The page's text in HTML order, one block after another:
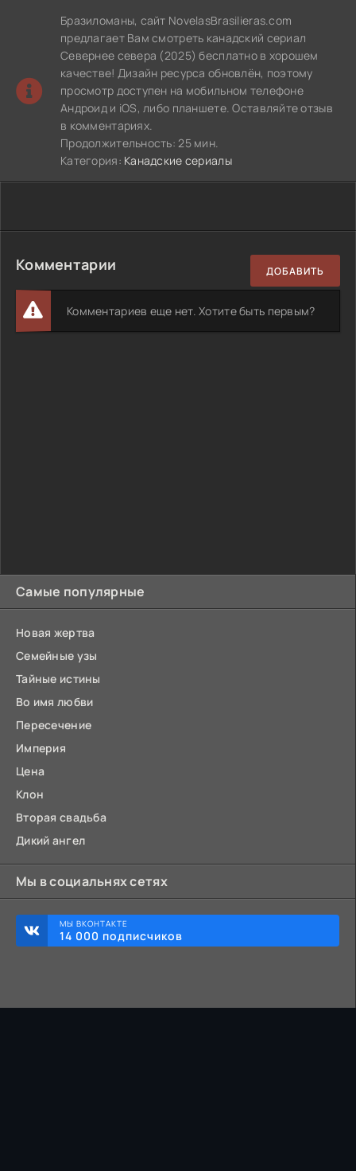
Самые популярные
Новая жертва
Семейные узы
Тайные истины
Во имя любви
Пересечение
Империя
Цена
Клон
Вторая свадьба
Дикий ангел
Мы в социальнях сетях
МЫ ВКОНТАКТЕ
14 000 подписчиков
Бразиломаны, сайт NovelasBrasilieras.com
предлагает Вам смотреть канадский сериал
Севернее севера (2025) бесплатно в хорошем
качестве! Дизайн ресурса обновлён, поэтому
просмотр доступен на мобильном телефоне
Андроид и iOS, либо планшете. Оставляйте отзыв
в комментариях.
Продолжительность: 25 мин.
Категория: Канадские сериалы
Комментарии ДОБАВИТЬ
Комментариев еще нет. Хотите быть первым?